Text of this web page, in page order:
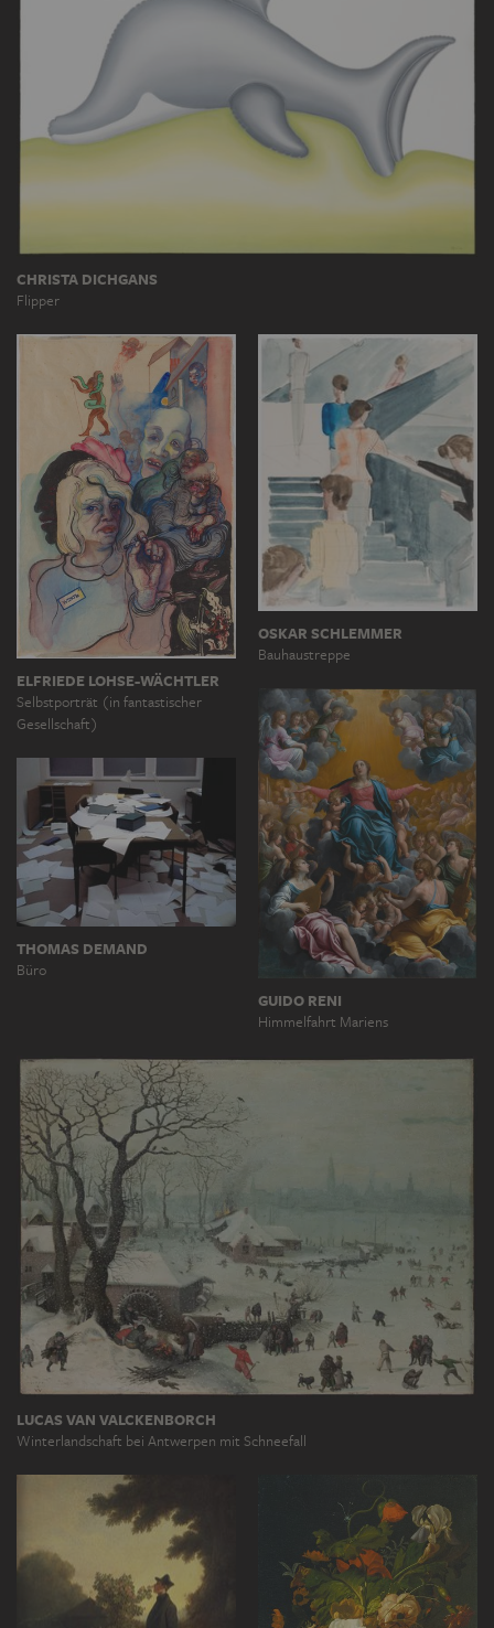
CHRISTA DICHGANS
Flipper
ELFRIEDE LOHSE-WÄCHTLER
Selbstporträt (in fantastischer
Gesellschaft)
OSKAR SCHLEMMER
Bauhaustreppe
GUIDO RENI
Himmelfahrt Mariens
LUCAS VAN VALCKENBORCH
Winterlandschaft bei Antwerpen mit Schneefall
THOMAS DEMAND
Büro